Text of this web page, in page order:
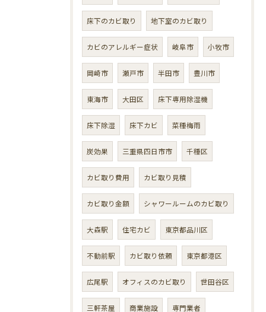
床下のカビ取り 地下室のカビ取り
カビのアレルギー症状 岐阜市 小牧市
岡崎市 瀬戸市 半田市 豊川市
東海市 大田区 床下専用除湿機
床下除湿 床下カビ 菜種梅雨
炭効果 三重県四日市市 千種区
カビ取り費用 カビ取り見積
カビ取り金額 シャワールームのカビ取り
大森駅 住宅カビ 東京都品川区
不動前駅 カビ取り依頼 東京都港区
広尾駅 オフィスのカビ取り 世田谷区
三軒茶屋 商業施設 専門業者